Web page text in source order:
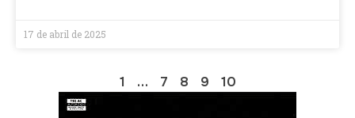
17 de abril de 2025
1 … 7 8 9 10